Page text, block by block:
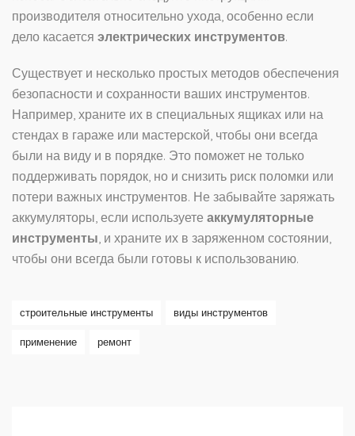
производителя относительно ухода, особенно если
дело касается электрических инструментов.
Существует и несколько простых методов обеспечения
безопасности и сохранности ваших инструментов.
Например, храните их в специальных ящиках или на
стендах в гараже или мастерской, чтобы они всегда
были на виду и в порядке. Это поможет не только
поддерживать порядок, но и снизить риск поломки или
потери важных инструментов. Не забывайте заряжать
аккумуляторы, если используете аккумуляторные
инструменты, и храните их в заряженном состоянии,
чтобы они всегда были готовы к использованию.
строительные инструменты виды инструментов
применение ремонт